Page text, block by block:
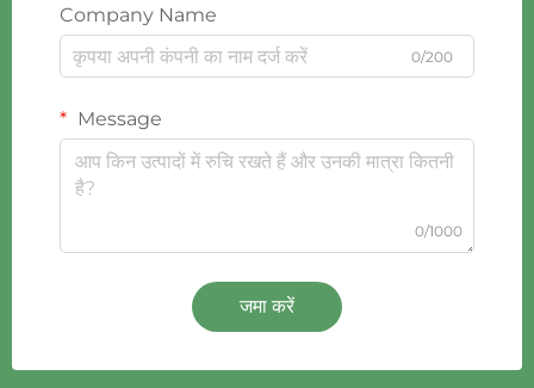
Company Name
0/200
Message
0/1000
जमा करें